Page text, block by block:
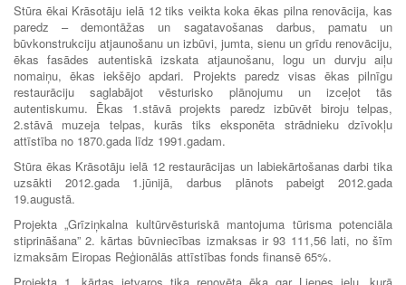
Stūra ēkai Krāsotāju ielā 12 tiks veikta koka ēkas pilna renovācija, kas
paredz – demontāžas un sagatavošanas darbus, pamatu un
būvkonstrukciju atjaunošanu un izbūvi, jumta, sienu un grīdu renovāciju,
ēkas fasādes autentiskā izskata atjaunošanu, logu un durvju aiļu
nomaiņu, ēkas iekšējo apdari. Projekts paredz visas ēkas pilnīgu
restaurāciju saglabājot vēsturisko plānojumu un izceļot tās
autentiskumu. Ēkas 1.stāvā projekts paredz izbūvēt biroju telpas,
2.stāvā muzeja telpas, kurās tiks eksponēta strādnieku dzīvokļu
attīstība no 1870.gada līdz 1991.gadam.
Stūra ēkas Krāsotāju ielā 12 restaurācijas un labiekārtošanas darbi tika
uzsākti 2012.gada 1.jūnijā, darbus plānots pabeigt 2012.gada
19.augustā.
Projekta „Grīziņkalna kultūrvēsturiskā mantojuma tūrisma potenciāla
stiprināšana” 2. kārtas būvniecības izmaksas ir 93 111,56 lati, no šīm
izmaksām Eiropas Reģionālās attīstības fonds finansē 65%.